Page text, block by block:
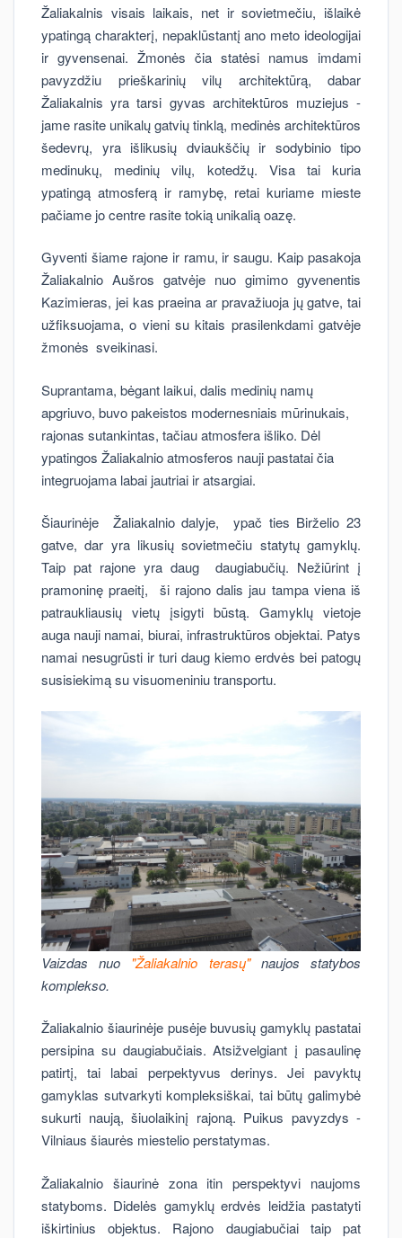
Žaliakalnis visais laikais, net ir sovietmečiu, išlaikė
ypatingą charakterį, nepaklūstantį ano meto ideologijai
ir gyvensenai. Žmonės čia statėsi namus imdami
pavyzdžiu prieškarinių vilų architektūrą, dabar
Žaliakalnis yra tarsi gyvas architektūros muziejus -
jame rasite unikalų gatvių tinklą, medinės architektūros
šedevrų, yra išlikusių dviaukščių ir sodybinio tipo
medinukų, medinių vilų, kotedžų. Visa tai kuria
ypatingą atmosferą ir ramybę, retai kuriame mieste
pačiame jo centre rasite tokią unikalią oazę.
Gyventi šiame rajone ir ramu, ir saugu. Kaip pasakoja
Žaliakalnio Aušros gatvėje nuo gimimo gyvenentis
Kazimieras, jei kas praeina ar pravažiuoja jų gatve, tai
užfiksuojama, o vieni su kitais prasilenkdami gatvėje
žmonės sveikinasi.
Suprantama, bėgant laikui, dalis medinių namų
apgriuvo, buvo pakeistos modernesniais mūrinukais,
rajonas sutankintas, tačiau atmosfera išliko. Dėl
ypatingos Žaliakalnio atmosferos nauji pastatai čia
integruojama labai jautriai ir atsargiai.
Šiaurinėje Žaliakalnio dalyje, ypač ties Birželio 23
gatve, dar yra likusių sovietmečiu statytų gamyklų.
Taip pat rajone yra daug daugiabučių. Nežiūrint į
pramoninę praeitį, ši rajono dalis jau tampa viena iš
patraukliausių vietų įsigyti būstą. Gamyklų vietoje
auga nauji namai, biurai, infrastruktūros objektai. Patys
namai nesugrūsti ir turi daug kiemo erdvės bei patogų
susisiekimą su visuomeniniu transportu.
Vaizdas nuo "Žaliakalnio terasų"naujos statybos
komplekso.
Žaliakalnio šiaurinėje pusėje buvusių gamyklų pastatai
persipina su daugiabučiais. Atsižvelgiant į pasaulinę
patirtį, tai labai perpektyvus derinys. Jei pavyktų
gamyklas sutvarkyti kompleksiškai, tai būtų galimybė
sukurti naują, šiuolaikinį rajoną. Puikus pavyzdys -
Vilniaus šiaurės miestelio perstatymas.
Žaliakalnio šiaurinė zona itin perspektyvi naujoms
statyboms. Didelės gamyklų erdvės leidžia pastatyti
iškirtinius objektus. Rajono daugiabučiai taip pat